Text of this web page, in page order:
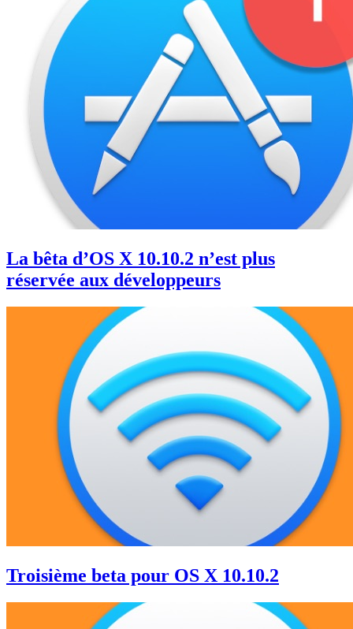
La bêta d’OS X 10.10.2 n’est plus
réservée aux développeurs
Troisième beta pour OS X 10.10.2